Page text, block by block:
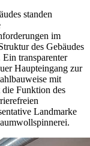
standen
im
des Gebäudes
transparenter
Haupteingang zur
mit
die Funktion des
Landmarke